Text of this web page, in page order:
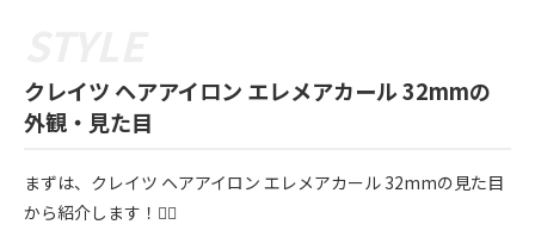
クレイツ ヘアアイロン エレメアカール 32mmの
外観・見た目
まずは、クレイツ ヘアアイロン エレメアカール 32mmの見た目
から紹介します！💁‍♀️